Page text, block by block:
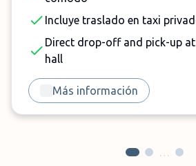
Incluye traslado en taxi
Direct drop-off and pick-up
hall
Más información
…